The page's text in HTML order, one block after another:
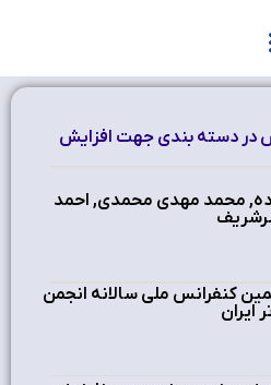
در دسته بندي جهت افزايش
محمد مهدي محمدي, احمد
کنفرانس ملی سالانه انجمن
ایران